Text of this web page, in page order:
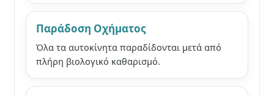
Παράδοση Οχήματος
Όλα τα αυτοκίνητα παραδίδονται μετά από
πλήρη βιολογικό καθαρισμό.